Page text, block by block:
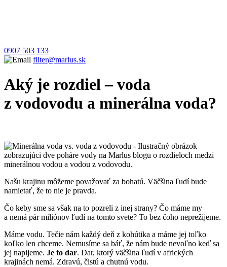
0907 503 133
filter@marlus.sk
Aký je rozdiel – voda
z vodovodu a minerálna voda?
Našu krajinu môžeme považovať za bohatú. Väčšina ľudí bude
namietať, že to nie je pravda.
Čo keby sme sa však na to pozreli z inej strany? Čo máme my
a nemá pár miliónov ľudí na tomto svete? To bez čoho neprežijeme.
Máme vodu. Tečie nám každý deň z kohútika a máme jej toľko
koľko len chceme. Nemusíme sa báť, že nám bude nevoľno keď sa
jej napijeme. Je to dar. Dar, ktorý väčšina ľudí v afrických
krajinách nemá. Zdravú, čistú a chutnú vodu.